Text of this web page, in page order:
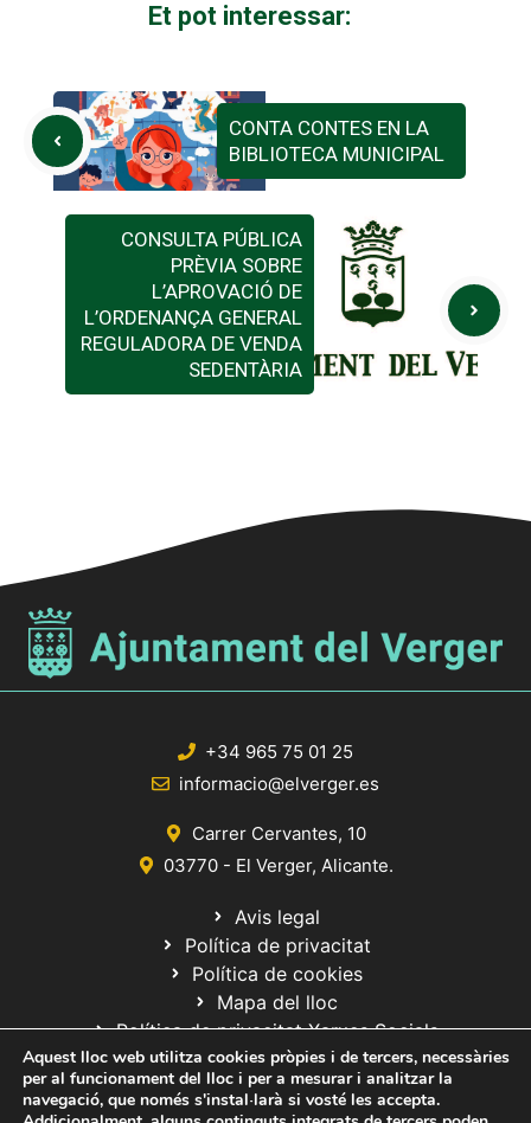
Et pot interessar:
CONTA CONTES EN LA
BIBLIOTECA MUNICIPAL
CONSULTA PÚBLICA
PRÈVIA SOBRE
L’APROVACIÓ DE
L’ORDENANÇA GENERAL
REGULADORA DE VENDA
SEDENTÀRIA
+34 965 75 01 25
informacio@elverger.es
Carrer Cervantes, 10
03770 - El Verger, Alicante.
Avis legal
Política de privacitat
Política de cookies
Mapa del lloc
Política de privacitat Xarxes Socials
Aquest lloc web utilitza cookies pròpies i de tercers, necessàries
per al funcionament del lloc i per a mesurar i analitzar la
navegació, que només s'instal·larà si vosté les accepta.